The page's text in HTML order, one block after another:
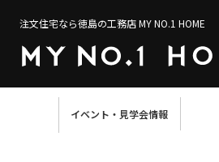
注文住宅なら徳島の工務店 MY NO.1 HOME
イベント・見学会情報